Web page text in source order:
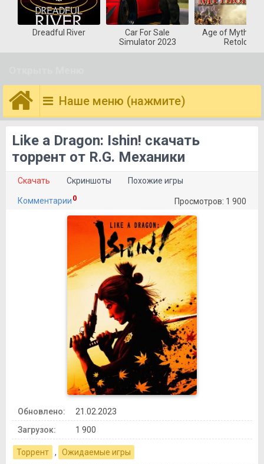
Dreadful River
Car For Sale
Simulator 2023
Age of
Retold
Наше меню (нажмите)
Like a Dragon: Ishin! скачать
торрент от R.G. Механики
Скачать Скриншоты Похожие игры
Комментарии 0 Просмотров: 1 900
Обновлено:
21.02.2023
Загрузок:
1 900
Торрент , Ожидаемые игры